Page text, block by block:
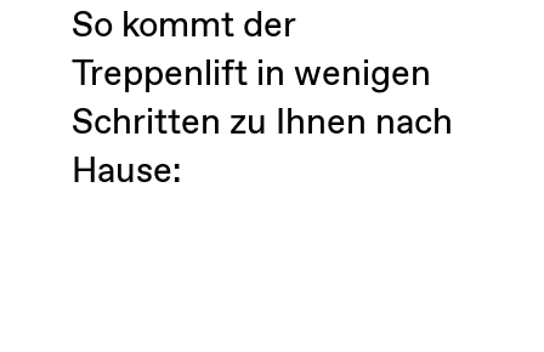
So kommt der
Treppenlift in wenigen
Schritten zu Ihnen nach
Hause: